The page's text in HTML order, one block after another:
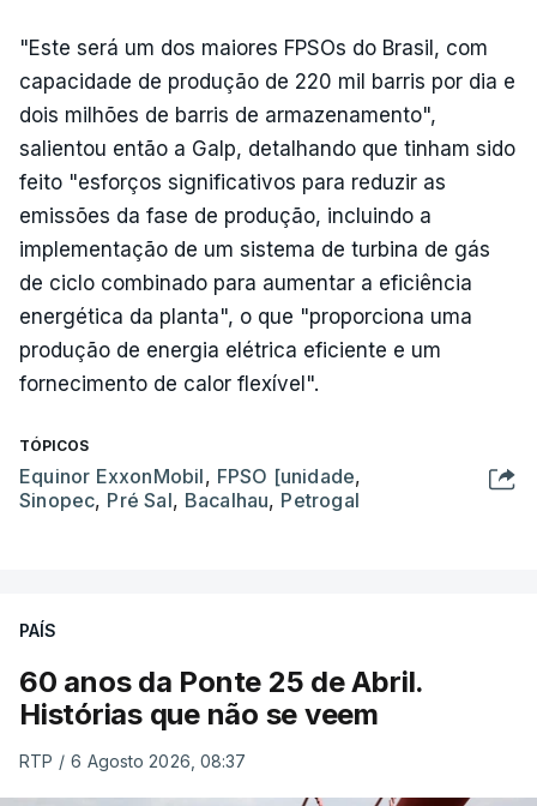
"Este será um dos maiores FPSOs do Brasil, com
capacidade de produção de 220 mil barris por dia e
dois milhões de barris de armazenamento",
salientou então a Galp, detalhando que tinham sido
feito "esforços significativos para reduzir as
emissões da fase de produção, incluindo a
implementação de um sistema de turbina de gás
de ciclo combinado para aumentar a eficiência
energética da planta", o que "proporciona uma
produção de energia elétrica eficiente e um
fornecimento de calor flexível".
TÓPICOS
Equinor ExxonMobil, FPSO [unidade,
Sinopec, Pré Sal, Bacalhau, Petrogal
PAÍS
60 anos da Ponte 25 de Abril.
Histórias que não se veem
RTP / 6 Agosto 2026, 08:37